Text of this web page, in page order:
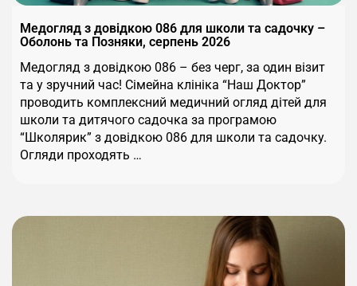
Медогляд з довідкою 086 для школи та садочку –
Оболонь та Позняки, серпень 2026
Медогляд з довідкою 086 – без черг, за один візит
та у зручний час! Сімейна клініка “Наш Доктор”
проводить комплексний медичний огляд дітей для
школи та дитячого садочка за програмою
“Школярик” з довідкою 086 для школи та садочку.
Огляди проходять …